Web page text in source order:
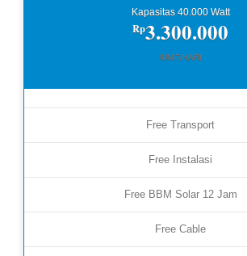
Kapasitas 40.000 Watt
Rp3.300.000
/UNIT/HARI
Free Transport
Free Instalasi
Free BBM Solar 12 Jam
Free Cable